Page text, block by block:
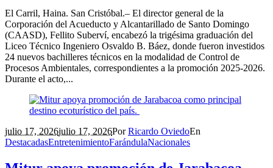
El Carril, Haina. San Cristóbal.– El director general de la
Corporación del Acueducto y Alcantarillado de Santo Domingo
(CAASD), Fellito Suberví, encabezó la trigésima graduación del
Liceo Técnico Ingeniero Osvaldo B. Báez, donde fueron investidos
24 nuevos bachilleres técnicos en la modalidad de Control de
Procesos Ambientales, correspondientes a la promoción 2025-2026.
Durante el acto,...
julio 17, 2026julio 17, 2026PorRicardo OviedoEn
DestacadasEntretenimientoFarándulaNacionales